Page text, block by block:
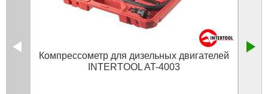
Компрессометр для дизельных двигателей
INTERTOOL AT-4003